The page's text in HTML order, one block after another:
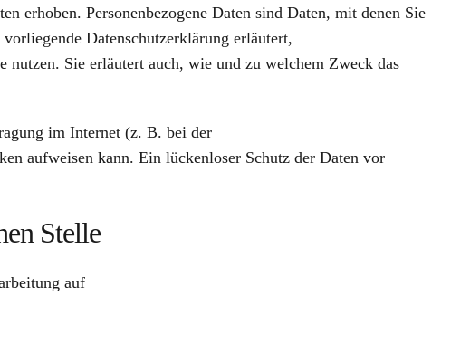
erhoben. Personenbezogene Daten sind Daten, mit denen Sie
Datenschutzerklärung erläutert,
Sie erläutert auch, wie und zu welchem Zweck das
im Internet (z. B. bei der
aufweisen kann. Ein lückenloser Schutz der Daten vor
Stelle
auf